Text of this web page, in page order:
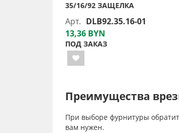
35/16/92 ЗАЩЕЛКА
Арт. DLB92.35.16-01
13,36 BYN
ПОД ЗАКАЗ
Преимущества
При выборе фурнитуры
вам нужен.